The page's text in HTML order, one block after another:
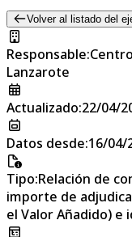
Volver al listado del
Responsable:
Lanzarote
Actualizado:22/04/
Datos desde:16/04/
Tipo:Relación de
importe de
el Valor Añadido) e